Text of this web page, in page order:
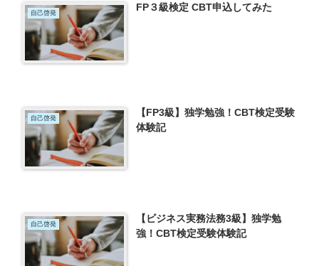
自己啓発 FP３級検定 CBT申込してみた
自己啓発
【FP3級】独学勉強！CBT検定受験
体験記
自己啓発
【ビジネス実務法務3級】独学勉
強！CBT検定受験体験記